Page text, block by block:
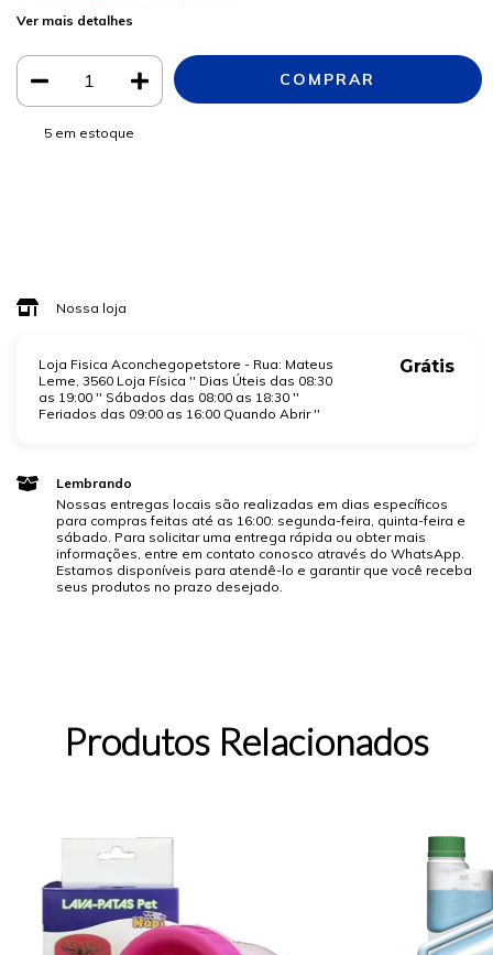
Ver mais detalhes
5 em estoque
Nossa loja
Loja Fisica Aconchegopetstore - Rua: Mateus
Leme, 3560 Loja Física '' Dias Úteis das 08:30
as 19:00 '' Sábados das 08:00 as 18:30 ''
Feriados das 09:00 as 16:00 Quando Abrir ''
Grátis
Lembrando
Nossas entregas locais são realizadas em dias específicos
para compras feitas até as 16:00: segunda-feira, quinta-feira e
sábado. Para solicitar uma entrega rápida ou obter mais
informações, entre em contato conosco através do WhatsApp.
Estamos disponíveis para atendê-lo e garantir que você receba
seus produtos no prazo desejado.
Produtos Relacionados